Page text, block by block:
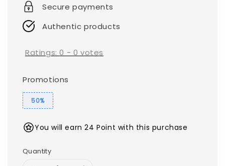
Secure payments
Authentic products
Ratings:0 - 0 votes
Promotions
50%
You will earn 24 Point with this purchase
Quantity